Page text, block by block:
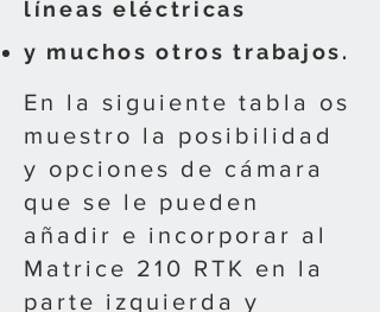
líneas eléctricas
y muchos otros trabajos.
En la siguiente tabla os
muestro la posibilidad
y opciones de cámara
que se le pueden
añadir e incorporar al
Matrice 210 RTK en la
parte izquierda y